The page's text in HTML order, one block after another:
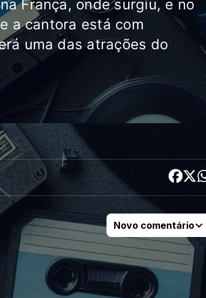
França, onde surgiu, e no
a cantora está com
uma das atrações do
Novo comentário